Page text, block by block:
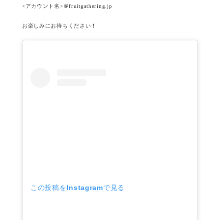
<アカウント名>＠fruitgathering.jp
お楽しみにお待ちください！
この投稿をInstagramで見る